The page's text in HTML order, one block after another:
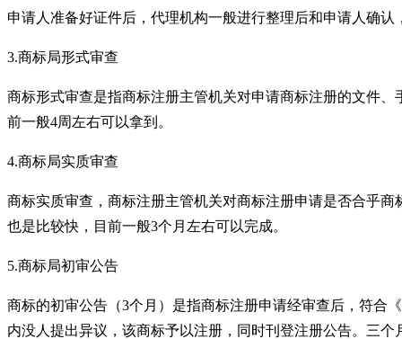
申请人准备好证件后，代理机构一般进行整理后和申请人确认
3.商标局形式审查
商标形式审查是指商标注册主管机关对申请商标注册的文件
前一般4周左右可以拿到。
4.商标局实质审查
商标实质审查，商标注册主管机关对商标注册申请是否合乎商
也是比较快，目前一般3个月左右可以完成。
5.商标局初审公告
商标的初审公告 （3个月 ） 是指商标注册申请经审查后，符合
内没人提出异议，该商标予以注册，同时刊登注册公告。三